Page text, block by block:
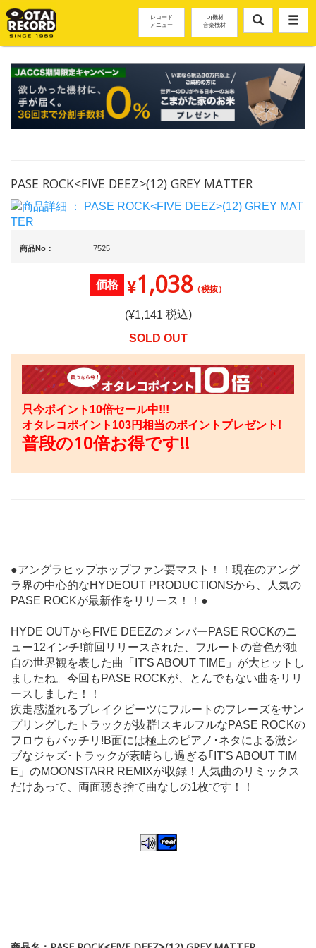
レコード
メニュー
DJ機材
音楽機材
PASE ROCK<FIVE DEEZ>(12) GREY MATTER
商品No： 7525
価格 ¥1,038（税抜）
(¥1,141 税込)
SOLD OUT
只今ポイント10倍セール中!!!
オタレコポイント 103円相当のポイントプレゼント!
普段の10倍お得です!!
●アングラヒップホップファン要マスト！！現在のアング
ラ界の中心的なHYDEOUT PRODUCTIONSから、人気の
PASE ROCKが最新作をリリース！！●
HYDE OUTからFIVE DEEZのメンバーPASE ROCKのニ
ュー12インチ!前回リリースされた、フルートの音色が独
自の世界観を表した曲「IT'S ABOUT TIME」が大ヒットし
ましたね。今回もPASE ROCKが、とんでもない曲をリリ
ースしました！！
疾走感溢れるブレイクビーツにフルートのフレーズをサン
プリングしたトラックが抜群!スキルフルなPASE ROCKの
フロウもバッチリ!B面には極上のピアノ･ネタによる激シ
ブなジャズ･トラックが素晴らし過ぎる｢IT'S ABOUT TIM
E」のMOONSTARR REMIXが収録！人気曲のリミックス
だけあって、両面聴き捨て曲なしの1枚です！！